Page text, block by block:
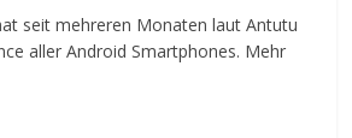
seit mehreren Monaten laut Antutu
aller Android Smartphones. Mehr